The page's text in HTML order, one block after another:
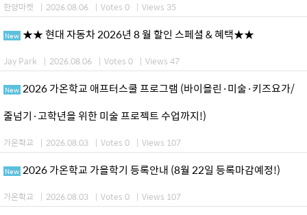
한양마켓 | 2026.08.06 | Votes 0 | Views 35
New ★★ 현대 자동차 2026년 8 월 할인 스페셜 & 혜택★★
Jay Park | 2026.08.06 | Votes 0 | Views 47
New 2026 가온학교 애프터스쿨 프로그램 (바이올린·미술·키즈요가/
줄넘기·고학년을 위한 미술 프로젝트 수업까지!)
가온학교 | 2026.08.03 | Votes 0 | Views 107
New 2026 가온학교 가을학기 등록안내 (8월 22일 등록마감예정!)
가온학교 | 2026.08.03 | Votes 0 | Views 107